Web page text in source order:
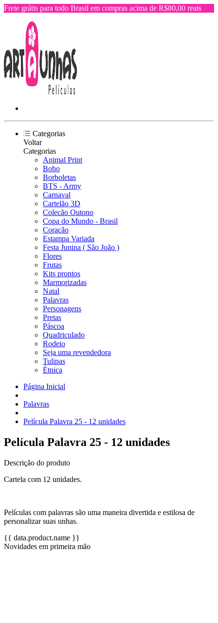
Frete grátis para todo Brasil em compras acima de R$80,00 reais
Categorias
Voltar
Categorias
Animal Print
Boho
Borboletas
BTS - Army
Carnaval
Cartelão 3D
Colecão Outono
Copa do Mundo - Brasil
Coração
Estampa Variada
Festa Junina ( São João )
Flores
Frutas
Kits prontos
Marmorizadas
Natal
Palavras
Personagens
Pretas
Páscoa
Quadriculado
Rodeio
Seja uma revendedora
Tulipas
Étnica
Página Inicial
Palavras
Película Palavra 25 - 12 unidades
Película Palavra 25 - 12 unidades
Descrição do produto
Cartela com 12 unidades.
Películas com palavras são uma maneira divertida e estilosa de
personalizar suas unhas.
{{ data.product.name }}
Novidades em primeira mão